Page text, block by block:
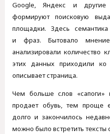
Google, Яндекс и другие
формируют поисковую
площадки. Здесь
и фраз. Бытовало
анализировали количество
этих данных приходили
описывает страница.
Чем больше слов «сапоги»
продает обувь, тем проще
долго и закончилось
можно было встретить